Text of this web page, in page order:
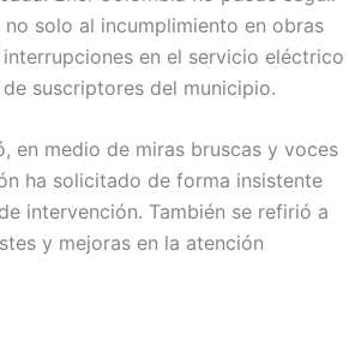
solo al incumplimiento en obras
en el servicio eléctrico
suscriptores del municipio.
en medio de miras bruscas y voces
ha solicitado de forma insistente
intervención. También se refirió a
y mejoras en la atención